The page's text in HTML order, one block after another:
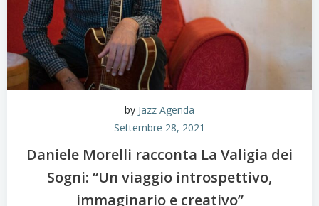
by Jazz Agenda
Settembre 28, 2021
Daniele Morelli racconta La Valigia dei
Sogni: “Un viaggio introspettivo,
immaginario e creativo”